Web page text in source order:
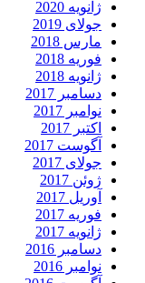
ژانویه 2020
جولای 2019
مارس 2018
فوریه 2018
ژانویه 2018
دسامبر 2017
نوامبر 2017
اکتبر 2017
آگوست 2017
جولای 2017
ژوئن 2017
آوریل 2017
فوریه 2017
ژانویه 2017
دسامبر 2016
نوامبر 2016